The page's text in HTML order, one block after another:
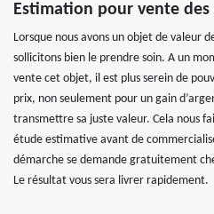
Estimation pour vente
Lorsque nous avons un objet de valeur
sollicitons bien le prendre soin. A un
vente cet objet, il est plus serein de
prix, non seulement pour un gain
transmettre sa juste valeur. Cela nous
étude estimative avant de
démarche se demande gratuitement
Le résultat vous sera livrer rapidement.